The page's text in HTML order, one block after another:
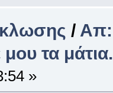
/ Απ:
μου τα
»